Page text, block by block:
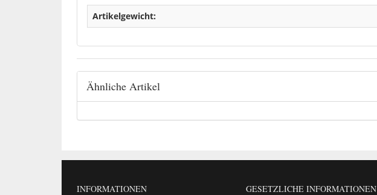
Artikelgewicht:
Ähnliche Artikel
INFORMATIONEN GESETZLICHE INFORMATIONEN